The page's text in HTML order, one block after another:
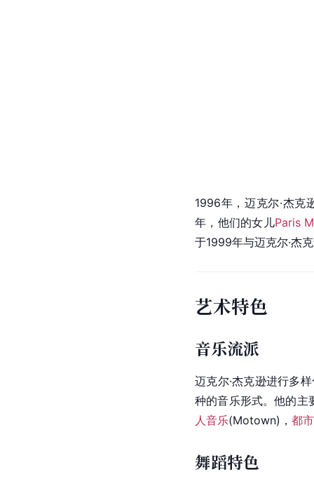
1996年，迈克尔·杰克
年，他们的女儿Paris
于1999年与迈克尔·杰
艺术特色
音乐流派
迈克尔·杰克逊进行多
种的音乐形式。他的主
人音乐(Motown)， 都
舞蹈特色